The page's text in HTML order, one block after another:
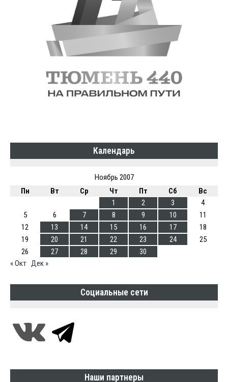
Календарь
Ноябрь 2007
Пн
Вт Ср Чт Пт Сб
Вс
1
2 3
4
5
6 7 8 9 10
11
12
13 14 15 16 17
18
19
20 21 22 23 24
25
26
27 28 29
30
« Окт Дек »
Социальные сети
Наши партнеры